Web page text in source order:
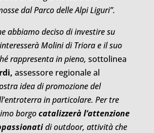
dal Parco delle Alpi Liguri”.
abbiamo deciso di investire su
Molini di Triora e il suo
rappresenta in pieno, sottolinea
assessore regionale al
idea di promozione del
in particolare. Per tre
borgocatalizzerà l’attenzione
di outdoor, attività che